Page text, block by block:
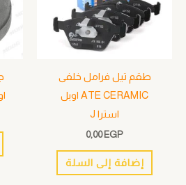
طقم تيل فرامل خلفى
ATE CERAMIC اوبل
استرا J
0,00 EGP
إضافة إلى السلة